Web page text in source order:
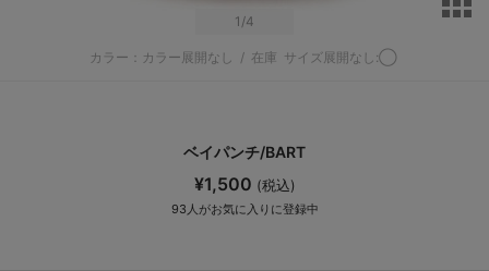
1 /4
カラー：カラー展開なし / 在庫 サイズ展開なし:◯
ベイパンチ/BART
¥1,500 (税込)
93 人がお気に入りに登録中